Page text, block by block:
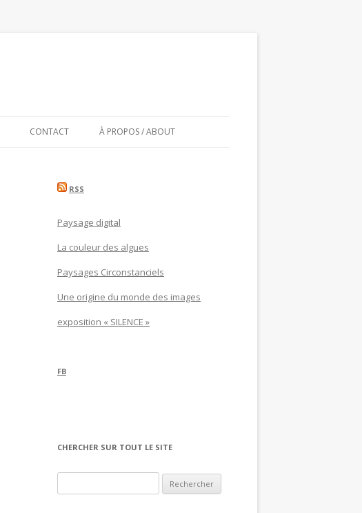
CONTACT À PROPOS / ABOUT
RSS
Paysage digital
La couleur des algues
Paysages Circonstanciels
Une origine du monde des images
exposition « SILENCE »
FB
CHERCHER SUR TOUT LE SITE